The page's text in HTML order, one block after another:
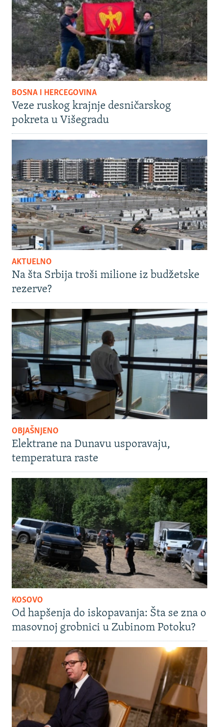
BOSNA I HERCEGOVINA
Veze ruskog krajnje desničarskog
pokreta u Višegradu
AKTUELNO
Na šta Srbija troši milione iz budžetske
rezerve?
OBJAŠNJENO
Elektrane na Dunavu usporavaju,
temperatura raste
KOSOVO
Od hapšenja do iskopavanja: Šta se zna o
masovnoj grobnici u Zubinom Potoku?